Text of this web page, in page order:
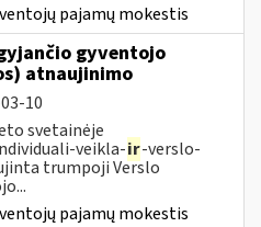
pajamų mokestis
gyventojo
atnaujinimo
10
svetainėje
veikla-ir-verslo-
trumpoji Verslo
pajamų mokestis